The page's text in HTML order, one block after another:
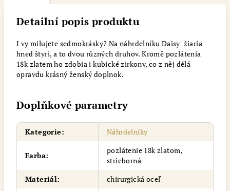
Detailní popis produktu
I vy milujete sedmokrásky? Na náhrdelníku Daisy žiaria
hned štyri, a to dvou různých druhov. Kromě pozlátenia
18k zlatem ho zdobia i kubické zirkony, co z něj dělá
opravdu krásný ženský doplnok.
Doplňkové parametry
Kategorie: Náhrdelníky
Farba:
pozlátenie 18k zlatom,
strieborná
Materiál:
chirurgická oceľ